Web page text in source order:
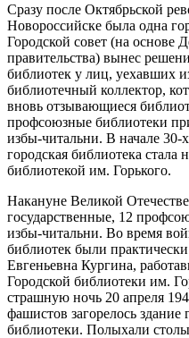
Сразу после Октябрьской
Новороссийске была одна
Городской совет (на основе
правительства) вынес
библиотек у лиц, уехавших
библиотечный коллектор,
вновь отзывающиеся
профсоюзные библиотеки
избы-читальни. В начале 30-
городская библиотека стала
библиотекой им. Горького.
Накануне Великой
государственные, 12
избы-читальни. Во время
библиотек были
Евгеньевна Кургина,
Городской библиотеки им.
страшную ночь 20 апреля
фашистов загорелось здание
библиотеки. Полыхали